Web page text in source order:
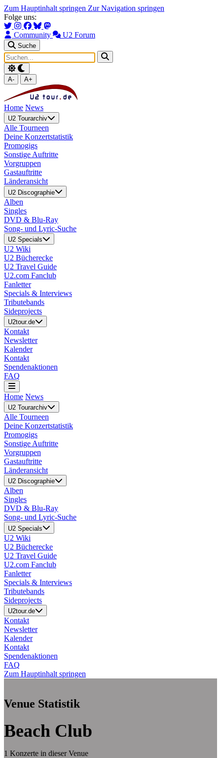
Zum Hauptinhalt springen Zur Navigation springen
Folge uns:
Community U2 Forum
Suche
A- A+
Home News
U2 Tourarchiv
Alle Tourneen
Deine Konzertstatistik
Promogigs
Sonstige Auftritte
Vorgruppen
Gastauftritte
Länderansicht
U2 Discographie
Alben
Singles
DVD & Blu-Ray
Song- und Lyric-Suche
U2 Specials
U2 Wiki
U2 Bücherecke
U2 Travel Guide
U2.com Fanclub
Fanletter
Specials & Interviews
Tributebands
Sideprojects
U2tour.de
Kontakt
Newsletter
Kalender
Kontakt
Spendenaktionen
FAQ
Home News
U2 Tourarchiv
Alle Tourneen
Deine Konzertstatistik
Promogigs
Sonstige Auftritte
Vorgruppen
Gastauftritte
Länderansicht
U2 Discographie
Alben
Singles
DVD & Blu-Ray
Song- und Lyric-Suche
U2 Specials
U2 Wiki
U2 Bücherecke
U2 Travel Guide
U2.com Fanclub
Fanletter
Specials & Interviews
Tributebands
Sideprojects
U2tour.de
Kontakt
Newsletter
Kalender
Kontakt
Spendenaktionen
FAQ
Zum Hauptinhalt springen
Venue Statistik
Beach Club
1 Konzerte in dieser Venue